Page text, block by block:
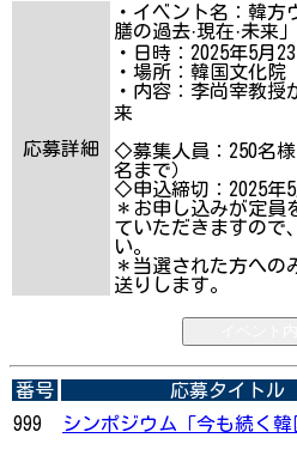
応募詳細
・イベント名：韓
膳の過去·現在·未来」
・日時：2025年5月
・場所：韓国文化
・内容：李尚宰教授
来
◇募集人員：250名
名まで）
◇申込締切：2025年5
＊お申し込みが定員
ていただきますので
い。
＊当選された方への
送りします。
番号 応募タイトル
999
シンポジウム「今も続く韓